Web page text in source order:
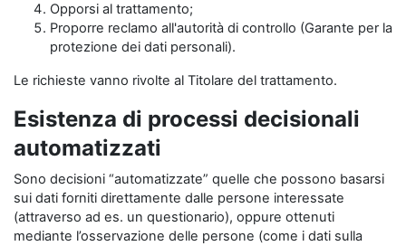
Opporsi al trattamento;
Proporre reclamo all'autorità di controllo (Garante per la
protezione dei dati personali).
Le richieste vanno rivolte al Titolare del trattamento.
Esistenza di processi decisionali
automatizzati
Sono decisioni “automatizzate” quelle che possono basarsi
sui dati forniti direttamente dalle persone interessate
(attraverso ad es. un questionario), oppure ottenuti
mediante l’osservazione delle persone (come i dati sulla